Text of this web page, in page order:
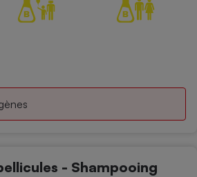
- Shampooing